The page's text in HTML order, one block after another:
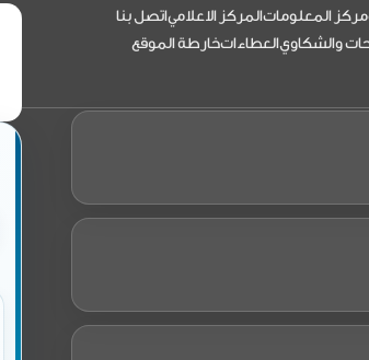
مركز المعلوماتالمركز الاعلامياتصل بنا
والشكاويالعطاءاتخارطة الموقع